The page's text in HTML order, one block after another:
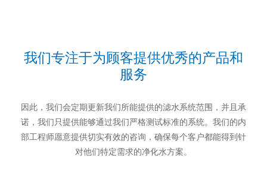
我们专注于为顾客提供优秀的产品和
服务
因此，我们会定期更新我们所能提供的滤水系统范围，并且承
诺，我们只提供能够通过我们严格测试标准的系统。我们的内
部工程师愿意提供切实有效的咨询，确保每个客户都能得到针
对他们特定需求的净化水方案。